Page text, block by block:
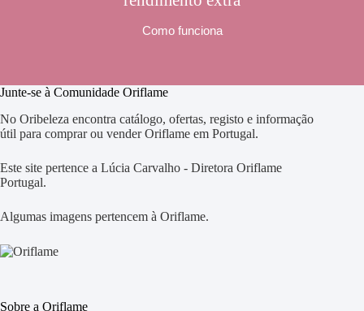
Como funciona
Junte-se à Comunidade Oriflame
No Oribeleza encontra catálogo, ofertas, registo e informação
útil para comprar ou vender Oriflame em Portugal.
Este site pertence a Lúcia Carvalho - Diretora Oriflame
Portugal.
Algumas imagens pertencem à Oriflame.
Sobre a Oriflame